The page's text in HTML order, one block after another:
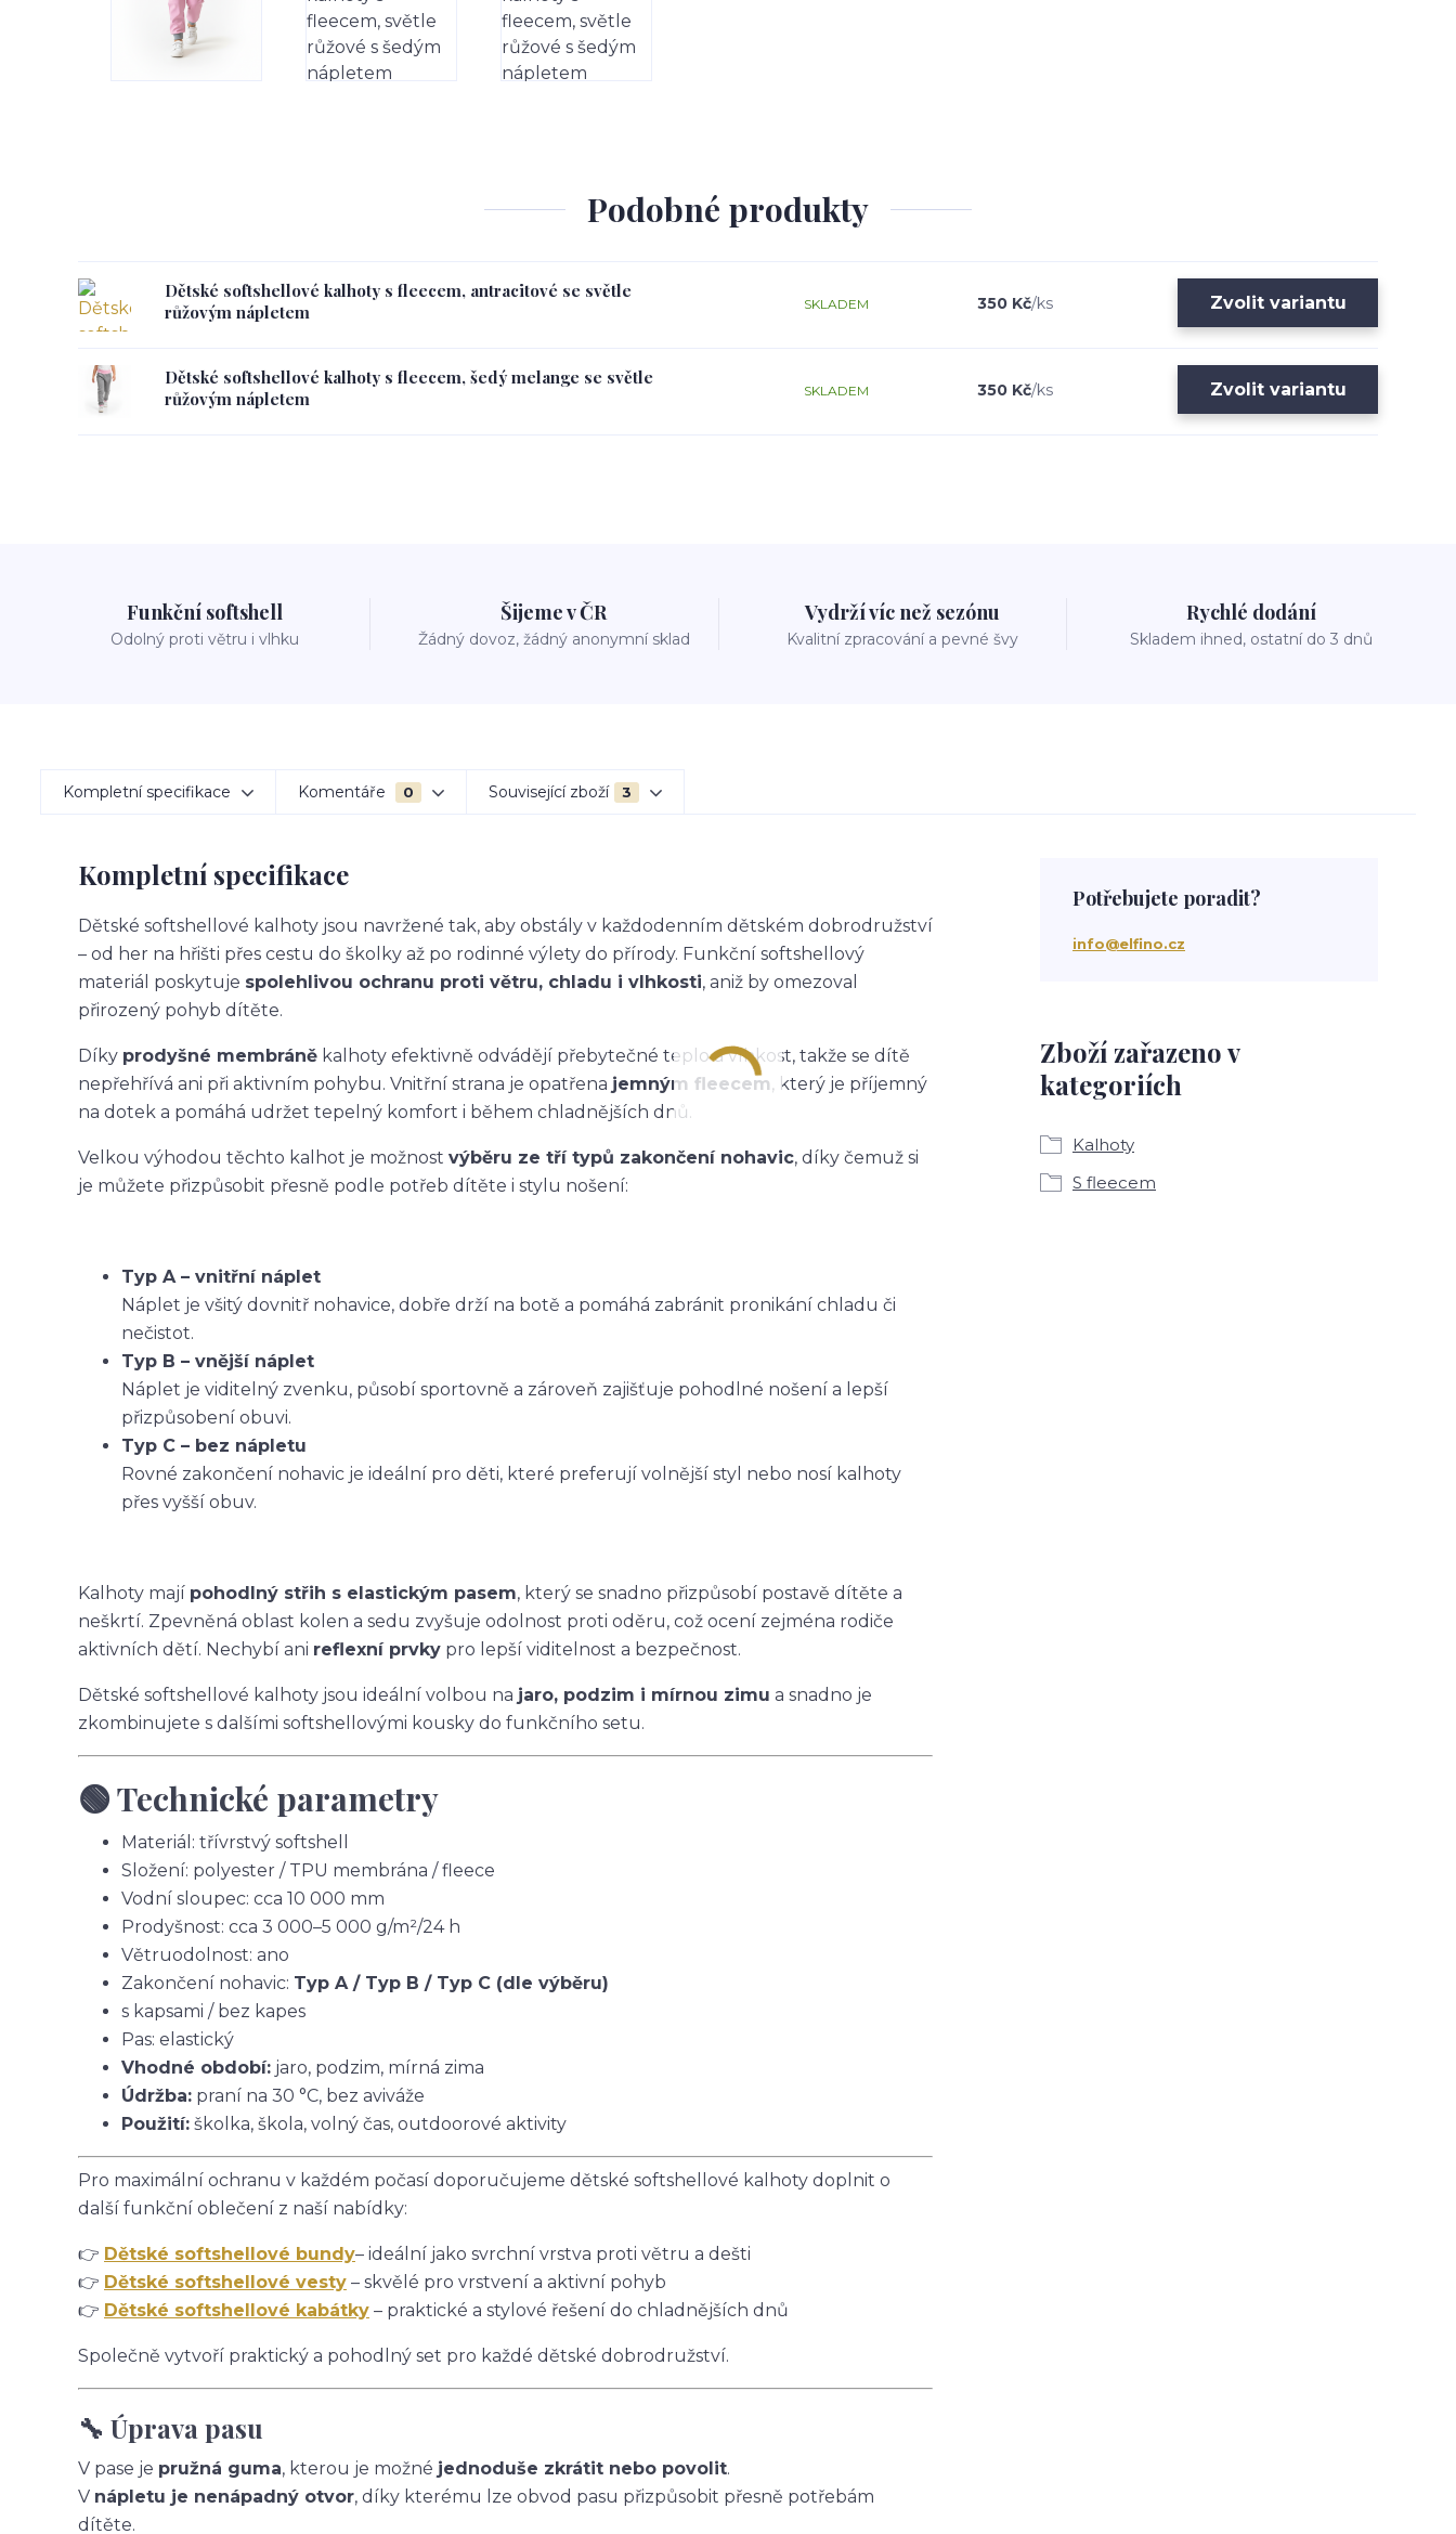
Podobné produkty
Dětské softshellové kalhoty s fleecem, antracitové se světle
růžovým nápletem
350 Kč/ks
SKLADEM Zvolit variantu
Dětské softshellové kalhoty s fleecem, šedý melange se světle
růžovým nápletem
350 Kč/ks
SKLADEM Zvolit variantu
Funkční softshell
Odolný proti větru i vlhku
Šijeme v ČR
Žádný dovoz, žádný anonymní sklad
Vydrží víc než sezónu
Kvalitní zpracování a pevné švy
Rychlé dodání
Skladem ihned, ostatní do 3 dnů
Kompletní specifikace Komentáře 0 Související zboží 3
Kompletní specifikace
Dětské softshellové kalhoty jsou navržené tak, aby obstály v každodenním dětském dobrodružství
– od her na hřišti přes cestu do školky až po rodinné výlety do přírody. Funkční softshellový
materiál poskytuje spolehlivou ochranu proti větru, chladu i vlhkosti, aniž by omezoval
přirozený pohyb dítěte.
Díky prodyšné membráně kalhoty efektivně odvádějí přebytečné teplo a vlhkost, takže se dítě
nepřehřívá ani při aktivním pohybu. Vnitřní strana je opatřena jemným fleecem, který je příjemný
na dotek a pomáhá udržet tepelný komfort i během chladnějších dnů.
Velkou výhodou těchto kalhot je možnost výběru ze tří typů zakončení nohavic, díky čemuž si
je můžete přizpůsobit přesně podle potřeb dítěte i stylu nošení:
Typ A – vnitřní náplet
Náplet je všitý dovnitř nohavice, dobře drží na botě a pomáhá zabránit pronikání chladu či
nečistot.
Typ B – vnější náplet
Náplet je viditelný zvenku, působí sportovně a zároveň zajišťuje pohodlné nošení a lepší
přizpůsobení obuvi.
Typ C – bez nápletu
Rovné zakončení nohavic je ideální pro děti, které preferují volnější styl nebo nosí kalhoty
přes vyšší obuv.
Kalhoty mají pohodlný střih s elastickým pasem, který se snadno přizpůsobí postavě dítěte a
neškrtí. Zpevněná oblast kolen a sedu zvyšuje odolnost proti oděru, což ocení zejména rodiče
aktivních dětí. Nechybí ani reflexní prvky pro lepší viditelnost a bezpečnost.
Dětské softshellové kalhoty jsou ideální volbou na jaro, podzim i mírnou zimu a snadno je
zkombinujete s dalšími softshellovými kousky do funkčního setu.
🟢 Technické parametry
Materiál: třívrstvý softshell
Složení: polyester / TPU membrána / fleece
Vodní sloupec: cca 10 000 mm
Prodyšnost: cca 3 000–5 000 g/m²/24 h
Větruodolnost: ano
Zakončení nohavic: Typ A / Typ B / Typ C (dle výběru)
s kapsami / bez kapes
Pas: elastický
Vhodné období: jaro, podzim, mírná zima
Údržba: praní na 30 °C, bez aviváže
Použití: školka, škola, volný čas, outdoorové aktivity
Pro maximální ochranu v každém počasí doporučujeme dětské softshellové kalhoty doplnit o
další funkční oblečení z naší nabídky:
👉 Dětské softshellové bundy– ideální jako svrchní vrstva proti větru a dešti
👉 Dětské softshellové vesty – skvělé pro vrstvení a aktivní pohyb
👉 Dětské softshellové kabátky – praktické a stylové řešení do chladnějších dnů
Společně vytvoří praktický a pohodlný set pro každé dětské dobrodružství.
🔧 Úprava pasu
V pase je pružná guma, kterou je možné jednoduše zkrátit nebo povolit.
V nápletu je nenápadný otvor, díky kterému lze obvod pasu přizpůsobit přesně potřebám
dítěte.
Zboží zařazeno v
kategoriích
Kalhoty
S fleecem
Potřebujete poradit?
info@elfino.cz